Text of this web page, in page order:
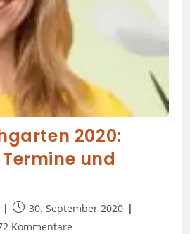
2020:
und
30. September 2020
Kommentare